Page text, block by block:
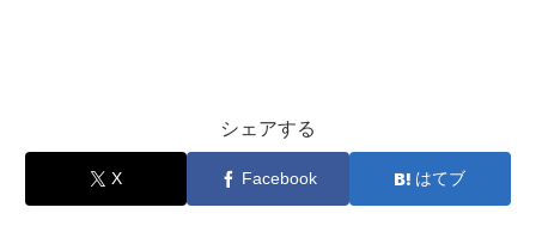
シェアする
X Facebook はてブ